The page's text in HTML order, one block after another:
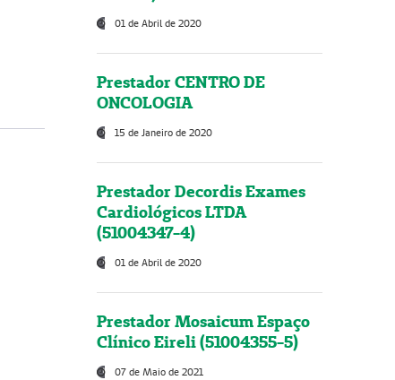
01 de Abril de 2020
Prestador CENTRO DE
ONCOLOGIA
15 de Janeiro de 2020
Prestador Decordis Exames
Cardiológicos LTDA
(51004347-4)
01 de Abril de 2020
Prestador Mosaicum Espaço
Clínico Eireli (51004355-5)
07 de Maio de 2021